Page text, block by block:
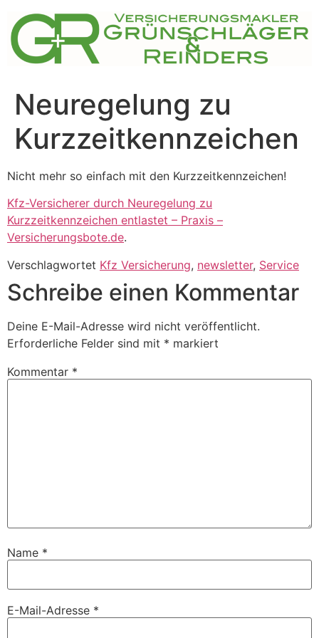
Inhalt
springen
Neuregelung zu
Kurzzeitkennzeichen
Nicht mehr so einfach mit den Kurzzeitkennzeichen!
Kfz-Versicherer durch Neuregelung zu
Kurzzeitkennzeichen entlastet – Praxis –
Versicherungsbote.de.
Verschlagwortet Kfz Versicherung, newsletter, Service
Schreibe einen Kommentar
Deine E-Mail-Adresse wird nicht veröffentlicht.
Erforderliche Felder sind mit * markiert
Kommentar *
Name *
E-Mail-Adresse *